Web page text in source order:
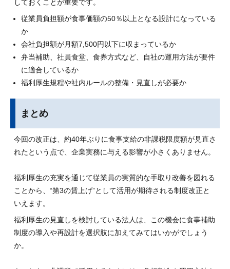
しておくことが重要です。
従業員負担額が食事価額の50％以上となる設計になっている
か
会社負担額が月額7,500円以下に収まっているか
弁当補助、社員食堂、食券方式など、自社の運用方法が要件
に適合しているか
福利厚生規程や社内ルールの整備・見直しが必要か
まとめ
今回の改正は、約40年ぶりに食事支給の非課税限度額が見直さ
れたという点で、企業実務に与える影響が小さくありません。
福利厚生の充実を通じて従業員の実質的な手取り改善を図れる
ことから、“第3の賃上げ”として活用が期待される制度改正と
いえます。
福利厚生の見直しを検討している法人は、この機会に食事補助
制度の導入や再設計を選択肢に加えてみてはいかがでしょう
か。